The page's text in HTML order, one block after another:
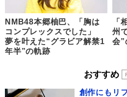
NMB48本郷柚巴、「胸は
コンプレックスでした」
夢を叶えた“グラビア解禁1
年半”の軌跡
「
州
会”
おすすめ
創作にもリ